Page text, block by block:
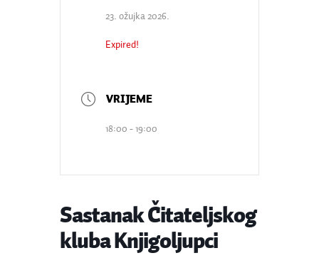
23. ožujka 2026.
Expired!
18:00 - 19:00
Sastanak Čitateljskog
kluba Knjigoljupci